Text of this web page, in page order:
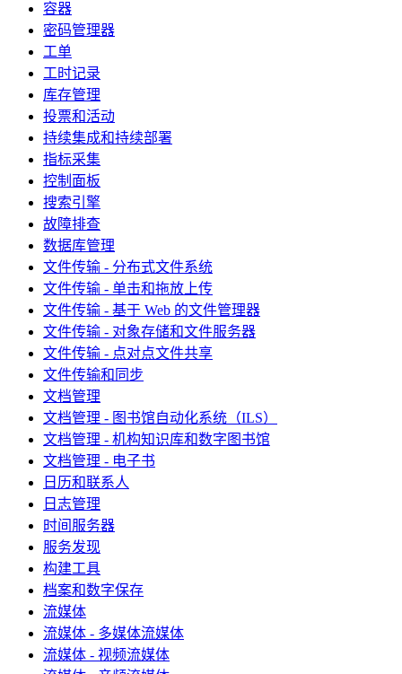
容器
密码管理器
工单
工时记录
库存管理
投票和活动
持续集成和持续部署
指标采集
控制面板
搜索引擎
故障排查
数据库管理
文件传输 - 分布式文件系统
文件传输 - 单击和拖放上传
文件传输 - 基于 Web 的文件管理器
文件传输 - 对象存储和文件服务器
文件传输 - 点对点文件共享
文件传输和同步
文档管理
文档管理 - 图书馆自动化系统（ILS）
文档管理 - 机构知识库和数字图书馆
文档管理 - 电子书
日历和联系人
日志管理
时间服务器
服务发现
构建工具
档案和数字保存
流媒体
流媒体 - 多媒体流媒体
流媒体 - 视频流媒体